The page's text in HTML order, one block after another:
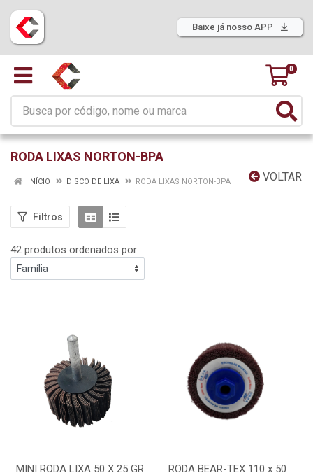
Baixe já nosso APP
0
RODA LIXAS NORTON-BPA
VOLTAR
INÍCIO DISCO DE LIXA RODA LIXAS NORTON-BPA
Filtros
42 produtos ordenados por:
MINI RODA LIXA 50 X 25 GR
RODA BEAR-TEX 110 x 50